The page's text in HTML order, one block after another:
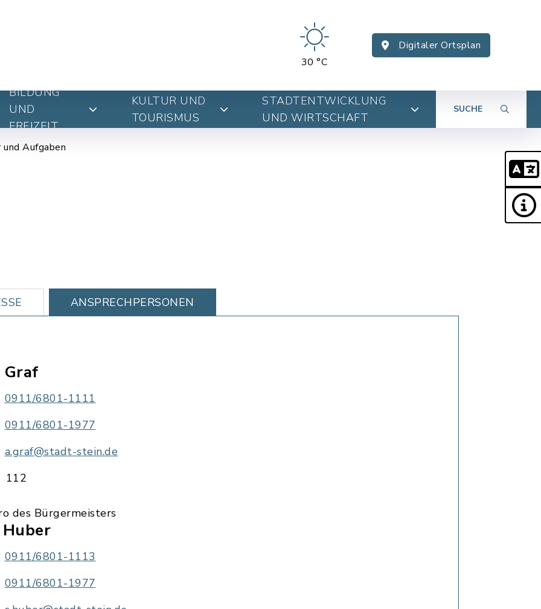
30 °C
Digitaler Ortsplan
BILDUNG
UND
FREIZEIT
KULTUR UND
TOURISMUS
STADTENTWICKLUNG
UND WIRTSCHAFT
SUCHE
Aufgaben
ANSPRECHPERSONEN
Graf
0911/6801-1111
0911/6801-1977
a.graf@stadt-stein.de
112
des Bürgermeisters
Huber
0911/6801-1113
0911/6801-1977